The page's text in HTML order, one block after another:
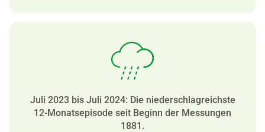
Juli 2023 bis Juli 2024: Die nieder­schlag­reichste
12-Monats­episode seit Beginn der Messungen
1881.